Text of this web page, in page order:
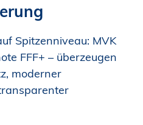
Spitzenniveau: MVK
FFF+ – überzeugen
moderner